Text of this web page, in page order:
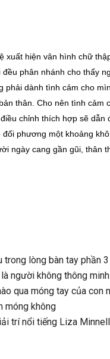
xuất hiện vân hình chữ
phân nhánh cho thấy
phải dành tình cảm cho
thân. Cho nên tình cảm
chỉnh thích hợp sẽ
phương một khoảng
ngày cang gần gũi, thân
trong lòng bàn tay phần 3
người không thông minh
qua móng tay của con
móng không
trí nổi tiếng Liza